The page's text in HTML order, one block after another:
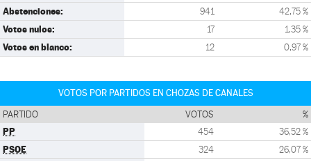
Abstenciones: 941 42,75 %
Votos nulos: 17 1,35 %
Votos en blanco: 12 0,97 %
VOTOS POR PARTIDOS EN CHOZAS DE CANALES
PARTIDO VOTOS %
PP 454 36,52 %
PSOE 324 26,07 %